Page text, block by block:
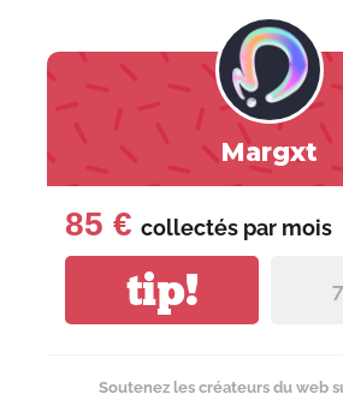
Margxt
85 € collectés par mois
tip! 7
Soutenez les créateurs du web